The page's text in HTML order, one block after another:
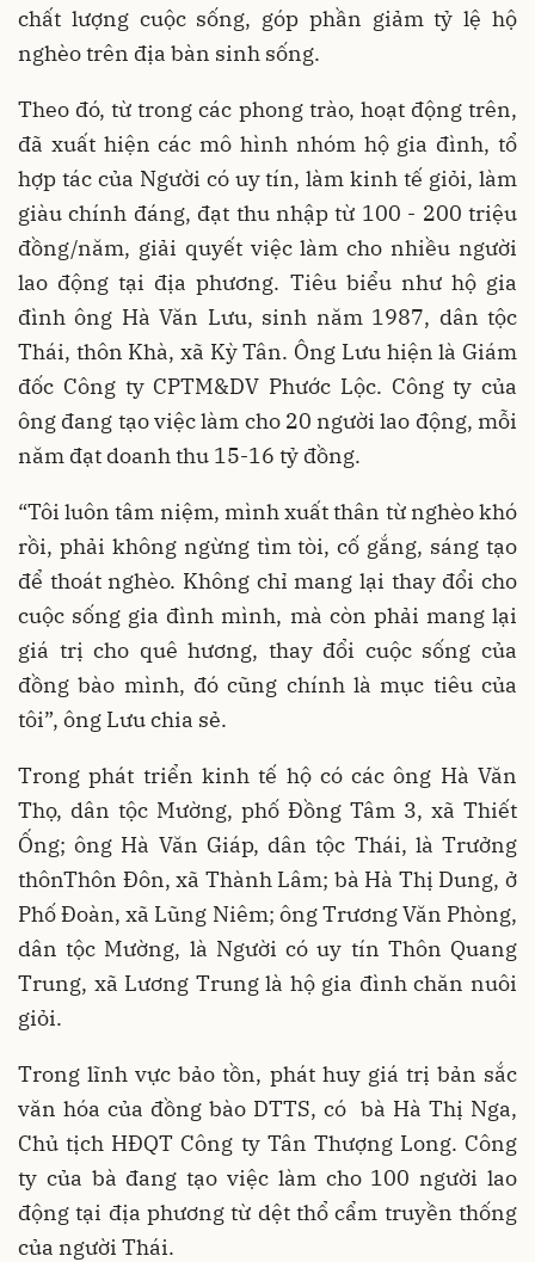
chất lượng cuộc sống, góp phần giảm tỷ lệ hộ
nghèo trên địa bàn sinh sống.
Theo đó, từ trong các phong trào, hoạt động trên,
đã xuất hiện các mô hình nhóm hộ gia đình, tổ
hợp tác của Người có uy tín, làm kinh tế giỏi, làm
giàu chính đáng, đạt thu nhập từ 100 - 200 triệu
đồng/năm, giải quyết việc làm cho nhiều người
lao động tại địa phương. Tiêu biểu như hộ gia
đình ông Hà Văn Lưu, sinh năm 1987, dân tộc
Thái, thôn Khà, xã Kỳ Tân. Ông Lưu hiện là Giám
đốc Công ty CPTM&DV Phước Lộc. Công ty của
ông đang tạo việc làm cho 20 người lao động, mỗi
năm đạt doanh thu 15-16 tỷ đồng.
“Tôi luôn tâm niệm, mình xuất thân từ nghèo khó
rồi, phải không ngừng tìm tòi, cố gắng, sáng tạo
để thoát nghèo. Không chỉ mang lại thay đổi cho
cuộc sống gia đình mình, mà còn phải mang lại
giá trị cho quê hương, thay đổi cuộc sống của
đồng bào mình, đó cũng chính là mục tiêu của
tôi”, ông Lưu chia sẻ.
Trong phát triển kinh tế hộ có các ông Hà Văn
Thọ, dân tộc Mường, phố Đồng Tâm 3, xã Thiết
Ống; ông Hà Văn Giáp, dân tộc Thái, là Trưởng
thônThôn Đôn, xã Thành Lâm; bà Hà Thị Dung, ở
Phố Đoàn, xã Lũng Niêm; ông Trương Văn Phòng,
dân tộc Mường, là Người có uy tín Thôn Quang
Trung, xã Lương Trung là hộ gia đình chăn nuôi
giỏi.
Trong lĩnh vực bảo tồn, phát huy giá trị bản sắc
văn hóa của đồng bào DTTS, có bà Hà Thị Nga,
Chủ tịch HĐQT Công ty Tân Thượng Long. Công
ty của bà đang tạo việc làm cho 100 người lao
động tại địa phương từ dệt thổ cẩm truyền thống
của người Thái.